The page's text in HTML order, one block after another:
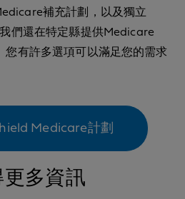
補充計劃，以及獨立
們還在特定縣提供Medicare
有許多選項可以滿足您的需求
Medicare計劃
更多資訊